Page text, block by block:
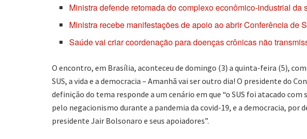
Ministra defende retomada do complexo econômico-industrial da
Ministra recebe manifestações de apoio ao abrir Conferência de
Saúde vai criar coordenação para doenças crônicas não
O encontro, em Brasília, aconteceu de domingo (3) a quinta-feira (5),
SUS, a vida e a democracia – Amanhã vai ser outro dia! O presidente do
definição do tema responde a um cenário em que “o SUS foi atacado
pelo negacionismo durante a pandemia da covid-19, e a democracia, por
presidente Jair Bolsonaro e seus apoiadores”.